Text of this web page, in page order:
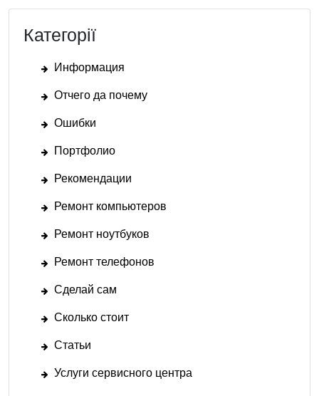
Категорії
Информация
Отчего да почему
Ошибки
Портфолио
Рекомендации
Ремонт компьютеров
Ремонт ноутбуков
Ремонт телефонов
Сделай сам
Сколько стоит
Статьи
Услуги сервисного центра